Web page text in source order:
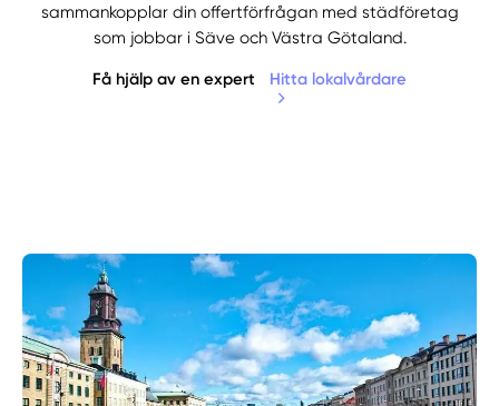
sammankopplar din offertförfrågan med städföretag
som jobbar i Säve och Västra Götaland.
Få hjälp av en expert Hitta lokalvårdare